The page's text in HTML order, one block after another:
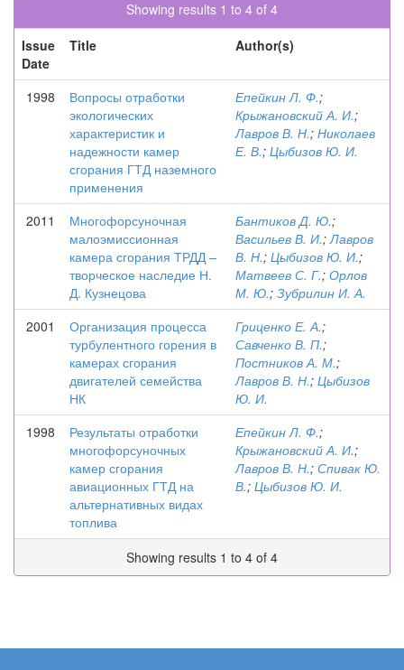
Showing results 1 to 4 of 4
Issue
Date
Title Author(s)
1998
Вопросы отработки
экологических
характеристик и
надежности камер
сгорания ГТД наземного
применения
Епейкин Л. Ф.;
Крыжановский А. И.;
Лавров В. Н.; Николаев
Е. В.; Цыбизов Ю. И.
2011
Многофорсуночная
малоэмиссионная
камера сгорания ТРДД –
творческое наследие Н.
Д. Кузнецова
Бантиков Д. Ю.;
Васильев В. И.;Лавров
В. Н.; Цыбизов Ю. И.;
Матвеев С. Г.; Орлов
М. Ю.; Зубрилин И. А.
2001
Организация процесса
турбулентного горения в
камерах сгорания
двигателей семейства
НК
Гриценко Е. А.;
Савченко В. П.;
Постников А. М.;
Лавров В. Н.; Цыбизов
Ю. И.
1998
Результаты отработки
многофорсуночных
камер сгорания
авиационных ГТД на
альтернативных видах
топлива
Епейкин Л. Ф.;
Крыжановский А. И.;
Лавров В. Н.; Спивак Ю.
В.; Цыбизов Ю. И.
Showing results 1 to 4 of 4